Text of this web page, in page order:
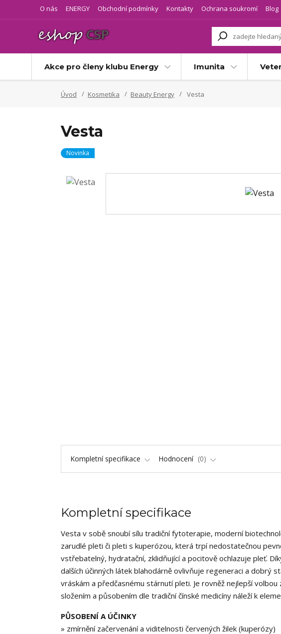
O nás ENERGY Obchodní podmínky Kontakty Ochrana soukromí Blog
Akce pro členy klubu Energy Imunita
Úvod Kosmetika Beauty Energy Vesta
Vesta
Novinka
Kompletní specifikace Hodnocení 0
Kompletní specifikace
Vesta v sobě snoubí sílu tradiční fytoterapie, moderní
zarudlé pleti či pleti s kuperózou, která trpí nedostatečnou
vstřebatelný, hydratační, zklidňující a pocitově ochlazuje pleť.
dalších účinných látek blahodárně ovlivňuje regeneraci a dobrý
vráskám a předčasnému stárnutí pleti. Je rovněž nejlepší
složením a působením dle tradiční čínské medicíny náleží k
PŮSOBENÍ A ÚČINKY
» zmírnění začervenání a viditelnosti červených žilek (kuperózy)